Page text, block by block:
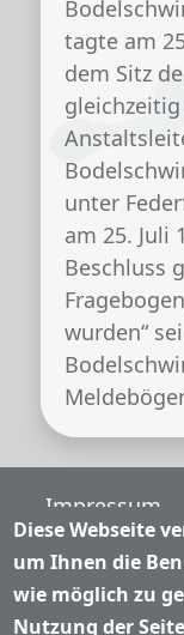
tagte am
dem Sitz
unter
am 25. Juli
Beschluss
wurden“
Fußzeile
Impressum
Diese Webseite
um Ihnen die
wie möglich zu
Nutzung der